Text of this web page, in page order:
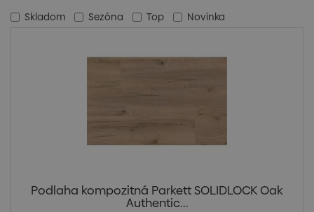
Skladom Sezóna Top Novinka
Podlaha kompozitná Parkett SOLIDLOCK Oak
Authentic...